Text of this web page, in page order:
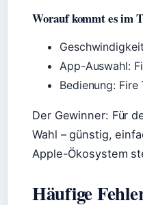
Worauf kommt es im
App-Auswahl:
Bedienung:
Der Gewinner: Für
Wahl – günstig,
Apple-Ökosystem
Häufige